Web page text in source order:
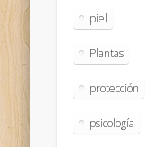
piel
Plantas
protección
psicología